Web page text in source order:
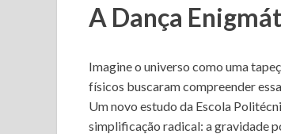
A Dança
Imagine o universo como uma
físicos buscaram compreender
Um novo estudo da Escola
simplificação radical: a gravidade